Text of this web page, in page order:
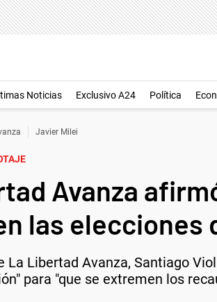
Noticias Exclusivo A24 Política
Javier Milei
Avanza
las elecciones
La Libertad Avanza, Santiago
para "que se extremen los